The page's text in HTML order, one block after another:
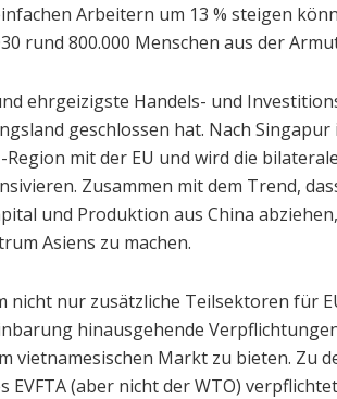
Arbeitern um 13 % steigen
rund 800.000 Menschen aus der
ehrgeizigste Handels- und
geschlossen hat. Nach Singapur
Region mit der EU und wird die
Zusammen mit dem Trend,
und Produktion aus China
Asiens zu machen.
nicht nur zusätzliche Teilsektoren für
hinausgehende
vietnamesischen Markt zu bieten. Zu
EVFTA (aber nicht der WTO)